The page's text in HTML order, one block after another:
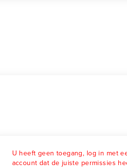
U heeft geen toegang, log in met
account dat de juiste permissies